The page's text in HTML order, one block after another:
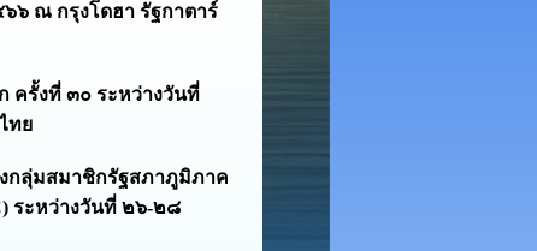
๖ ณ กรุงโดฮา รัฐกาตาร์
ครั้งที่ ๓๐ ระหว่างวันที่
ทย
กลุ่มสมาชิกรัฐสภาภูมิภาค
ระหว่างวันที่ ๒๖-๒๘